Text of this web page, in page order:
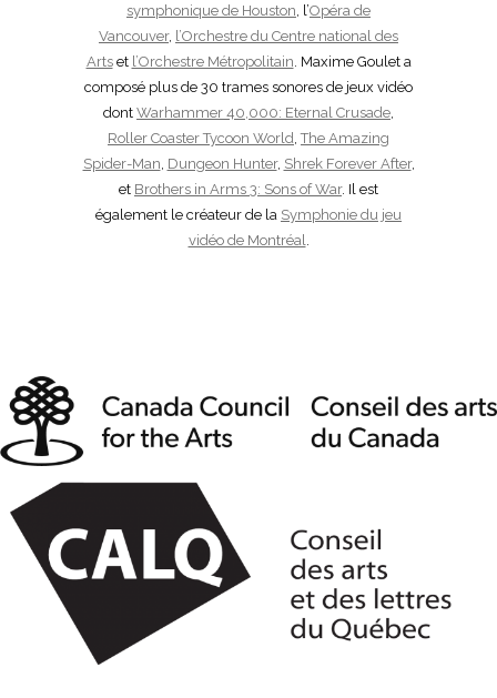
symphonique de Houston , l’Opéra de
Vancouver, l’Orchestre du Centre national des
Artset l’Orchestre Métropolitain . Maxime Goulet a
composé plus de 30 trames sonores de jeux vidéo
dont Warhammer 40,000: Eternal Crusade
Roller Coaster Tycoon World ,The Amazing
Spider-Man Dungeon Hunter, Shrek Forever After,
et Brothers in Arms 3: Sons of War. Il est
également le créateur de la Symphonie du jeu
vidéo de Montréal